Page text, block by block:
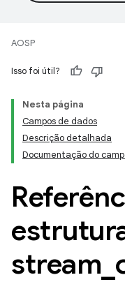
AOSP
Isso foi útil?
Nesta página
Campos de dados
Descrição detalhada
Documentação do
stream